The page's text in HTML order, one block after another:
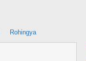
Rohingya